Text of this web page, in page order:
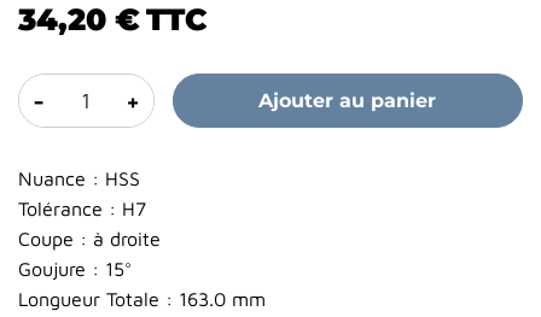
34,20 €TTC
- + Ajouter au panier
Nuance : HSS
Tolérance : H7
Coupe : à droite
Goujure : 15°
Longueur Totale : 163.0 mm